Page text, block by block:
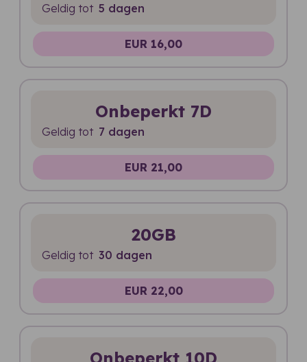
Geldig tot 5 dagen
EUR 16,00
Onbeperkt 7D
Geldig tot 7 dagen
EUR 21,00
20GB
Geldig tot 30 dagen
EUR 22,00
Onbeperkt 10D